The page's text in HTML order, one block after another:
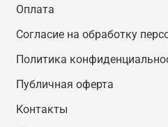
Оплата
Согласие на обработку
Политика
Публичная оферта
Контакты